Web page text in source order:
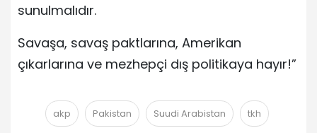
sunulmalıdır.
Savaşa, savaş paktlarına, Amerikan
çıkarlarına ve mezhepçi dış politikaya hayır!”
akp Pakistan Suudi Arabistan tkh